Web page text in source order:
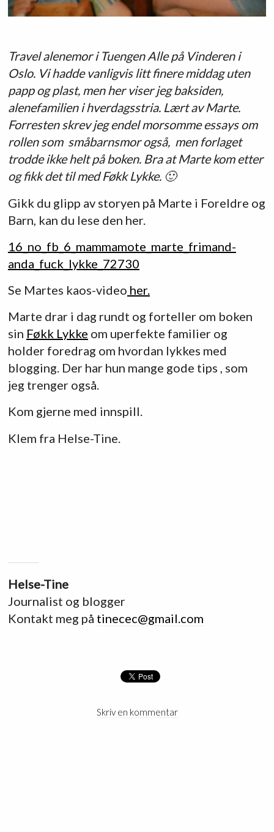
Travel alenemor i Tuengen Alle på Vinderen i
Oslo. Vi hadde vanligvis litt finere middag uten
papp og plast, men her viser jeg baksiden,
alenefamilien i hverdagsstria. Lært av Marte.
Forresten skrev jeg endel morsomme essays om
rollen som småbarnsmor også, men forlaget
trodde ikke helt på boken. Bra at Marte kom etter
og fikk det til med Føkk Lykke. 🙂
Gikk du glipp av storyen på Marte i Foreldre og
Barn, kan du lese den her.
16_no_fb_6_mammamote_marte_frimand-
anda_fuck_lykke_72730
Se Martes kaos-video her.
Marte drar i dag rundt og forteller om boken
sin Føkk Lykke om uperfekte familier og
holder foredrag om hvordan lykkes med
blogging. Der har hun mange gode tips , som
jeg trenger også.
Kom gjerne med innspill.
Klem fra Helse-Tine.
Helse-Tine
Journalist og blogger
Kontakt meg på tinecec@gmail.com
Skriv en kommentar